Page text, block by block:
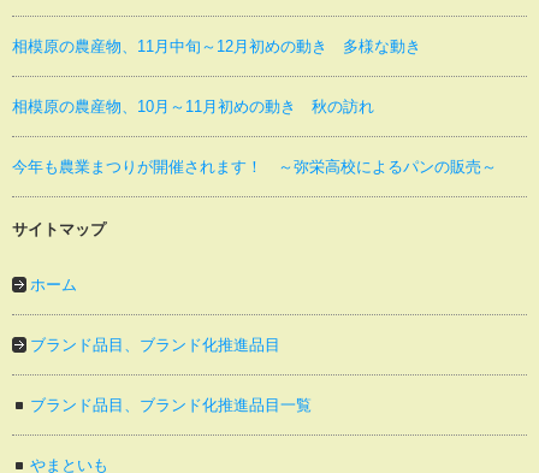
相模原の農産物、11月中旬～12月初めの動き 多様な動き
相模原の農産物、10月～11月初めの動き 秋の訪れ
今年も農業まつりが開催されます！ ～弥栄高校によるパンの販売～
サイトマップ
ホーム
ブランド品目、ブランド化推進品目
ブランド品目、ブランド化推進品目一覧
やまといも